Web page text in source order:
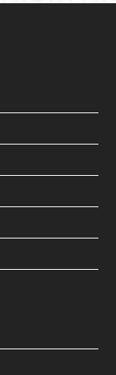
ご予約をオス
っておりま
ります‼️